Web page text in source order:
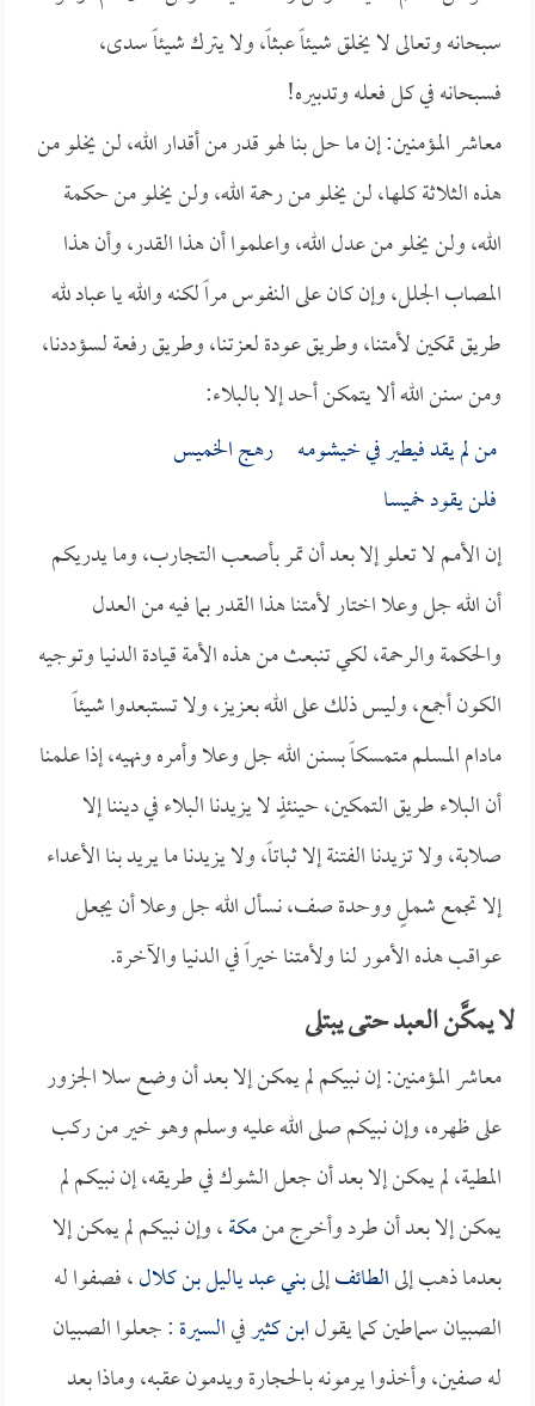
سبحانه وتعالى لا يخلق شيئاً عبثاً، ولا يترك شيئاً سدى،
فسبحانه في كل فعله وتدبيره!
معاشر المؤمنين: إن ما حل بنا لهو قدر من أقدار الله، لن يخلو من
هذه الثلاثة كلها، لن يخلو من رحمة الله، ولن يخلو من حكمة
الله، ولن يخلو من عدل الله، واعلموا أن هذا القدر، وأن هذا
المصاب الجلل، وإن كان على النفوس مراً لكنه والله يا عباد لله
طريق تمكين لأمتنا، وطريق عودة لعزتنا، وطريق رفعة لسؤددنا،
ومن سنن الله ألا يتمكن أحد إلا بالبلاء:
من لم يقد فيطير في خيشومـه رهج الخميس
فلن يقود خميسا
إن الأمم لا تعلو إلا بعد أن تمر بأصعب التجارب، وما يدريكم
أن الله جل وعلا اختار لأمتنا هذا القدر بما فيه من العدل
والحكمة والرحمة، لكي تنبعث من هذه الأمة قيادة الدنيا وتوجيه
الكون أجمع، وليس ذلك على الله بعزيز، ولا تستبعدوا شيئاً
مادام المسلم متمسكاً بسنن الله جل وعلا وأمره ونهيه، إذا علمنا
أن البلاء طريق التمكين، حينئذٍ لا يزيدنا البلاء في ديننا إلا
صلابة، ولا تزيدنا الفتنة إلا ثباتاً، ولا يزيدنا ما يريد بنا الأعداء
إلا تجمع شملٍ ووحدة صف، نسأل الله جل وعلا أن يجعل
عواقب هذه الأمور لنا ولأمتنا خيراً في الدنيا والآخرة.
لا يمكَّن العبد حتى يبتلى
معاشر المؤمنين: إن نبيكم لم يمكن إلا بعد أن وضع سلا الجزور
على ظهره، وإن نبيكم صلى الله عليه وسلم وهو خير من ركب
المطية، لم يمكن إلا بعد أن جعل الشوك في طريقه، إن نبيكم لم
يمكن إلا بعد أن طرد وأخرج منمكة، وإن نبيكم لم يمكن إلا
بعدما ذهب إلىالطائفإلىبني عبد ياليل بن كلال، فصفوا له
الصبيان سماطين كما يقولابن كثيرفيالسيرة: جعلوا الصبيان
له صفين، وأخذوا يرمونه بالحجارة ويدمون عقبه، وماذا بعد